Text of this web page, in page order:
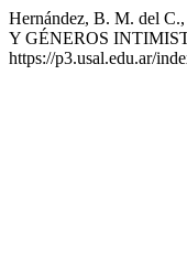
Hernández, B. M. del
Y GÉNEROS
https://p3.usal.edu.ar/